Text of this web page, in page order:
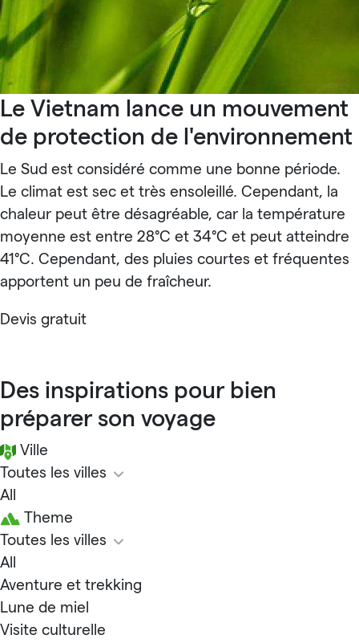
Le Vietnam lance un mouvement
de protection de l'environnement
Le Sud est considéré comme une bonne période.
Le climat est sec et très ensoleillé. Cependant, la
chaleur peut être désagréable, car la température
moyenne est entre 28°C et 34°C et peut atteindre
41°C. Cependant, des pluies courtes et fréquentes
apportent un peu de fraîcheur.
Devis gratuit
Des inspirations pour bien
préparer son voyage
Ville
Toutes les villes
All
Theme
Toutes les villes
All
Aventure et trekking
Lune de miel
Visite culturelle